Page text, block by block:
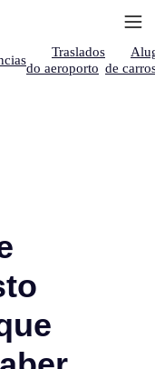
Traslados
do aeroporto de